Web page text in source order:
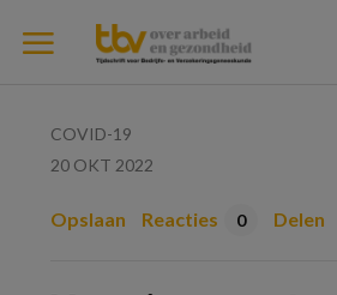
COVID-19
20 OKT 2022
Opslaan Reacties 0 Delen